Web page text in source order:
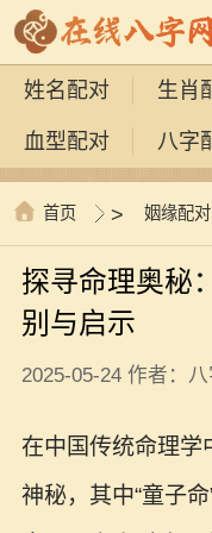
姓名配对 生肖
血型配对 八字
首页 > 姻缘配对
探寻命理奥秘
别与启示
2025-05-24 作者：
在中国传统命理学
神秘，其中“童子